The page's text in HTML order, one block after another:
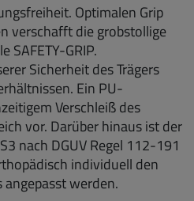
Optimalen Grip
verschafft die grobstollige
GRIP.
Sicherheit des Trägers
Ein PU-
Verschleiß des
vor. Darüber hinaus ist der
nach DGUV Regel 112-191
individuell den
angepasst werden.